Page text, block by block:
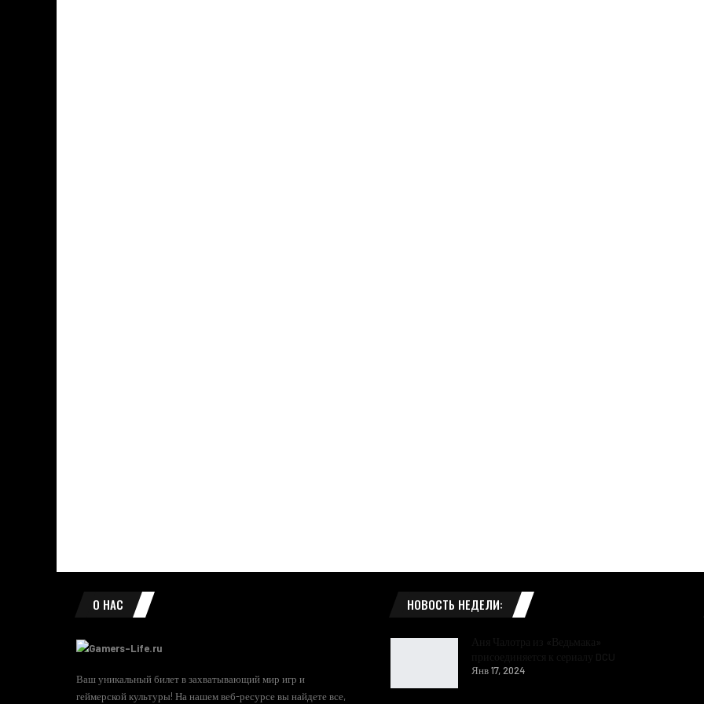
О НАС
Ваш уникальный билет в захватывающий мир игр и
геймерской культуры! На нашем веб-ресурсе вы найдете все,
НОВОСТЬ НЕДЕЛИ:
Янв 17, 2024